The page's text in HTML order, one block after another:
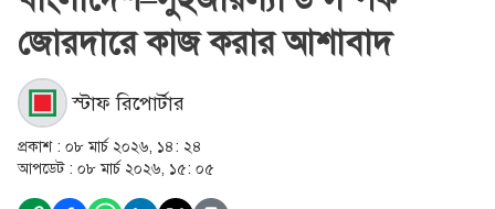
জোরদারে কাজ করার আশাবাদ
স্টাফ রিপোর্টার
প্রকাশ : ০৮ মার্চ ২০২৬, ১৪: ২৪
আপডেট : ০৮ মার্চ ২০২৬, ১৫: ০৫